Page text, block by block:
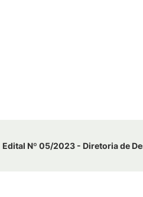
Edital Nº 05/2023 - Diretoria de